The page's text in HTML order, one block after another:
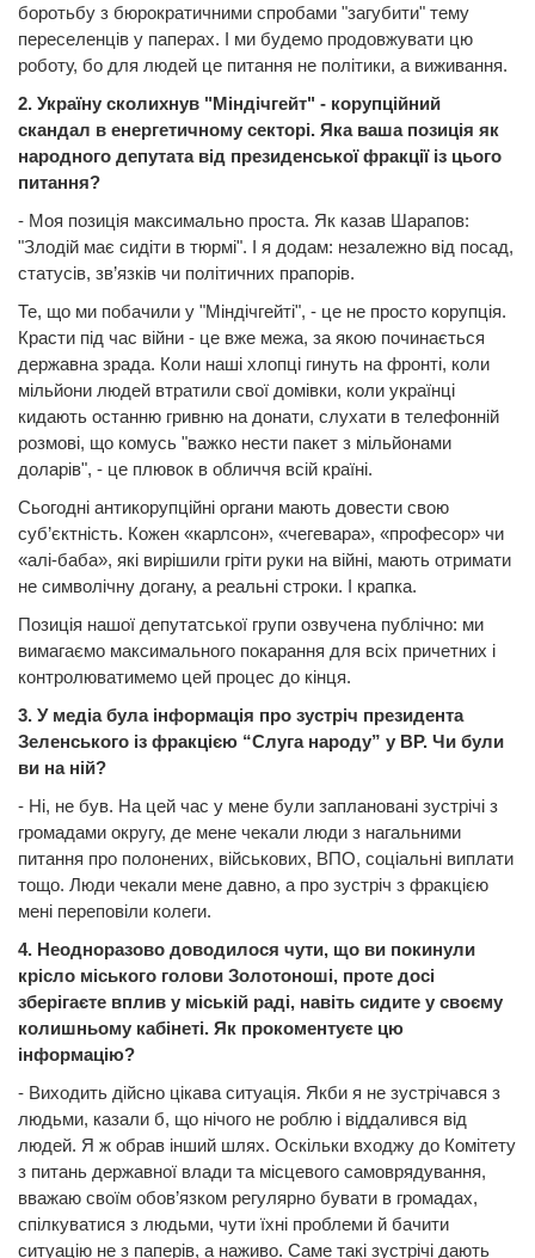
боротьбу з бюрократичними спробами "загубити" тему
переселенців у паперах. І ми будемо продовжувати цю
роботу, бо для людей це питання не політики, а виживання.
2. Україну сколихнув "Міндічгейт" - корупційний
скандал в енергетичному секторі. Яка ваша позиція як
народного депутата від президенської фракції із цього
питання?
- Моя позиція максимально проста. Як казав Шарапов:
"Злодій має сидіти в тюрмі". І я додам: незалежно від посад,
статусів, зв’язків чи політичних прапорів.
Те, що ми побачили у "Міндічгейті", - це не просто корупція.
Красти під час війни - це вже межа, за якою починається
державна зрада. Коли наші хлопці гинуть на фронті, коли
мільйони людей втратили свої домівки, коли українці
кидають останню гривню на донати, слухати в телефонній
розмові, що комусь "важко нести пакет з мільйонами
доларів", - це плювок в обличчя всій країні.
Сьогодні антикорупційні органи мають довести свою
суб’єктність. Кожен «карлсон», «чегевара», «професор» чи
«алі-баба», які вирішили гріти руки на війні, мають отримати
не символічну догану, а реальні строки. І крапка.
Позиція нашої депутатської групи озвучена публічно: ми
вимагаємо максимального покарання для всіх причетних і
контролюватимемо цей процес до кінця.
3. У медіа була інформація про зустріч президента
Зеленського із фракцією “Слуга народу” у ВР. Чи були
ви на ній?
- Ні, не був. На цей час у мене були заплановані зустрічі з
громадами округу, де мене чекали люди з нагальними
питання про полонених, військових, ВПО, соціальні виплати
тощо. Люди чекали мене давно, а про зустріч з фракцією
мені переповіли колеги.
4. Неодноразово доводилося чути, що ви покинули
крісло міського голови Золотоноші, проте досі
зберігаєте вплив у міській раді, навіть сидите у своєму
колишньому кабінеті. Як прокоментуєте цю
інформацію?
- Виходить дійсно цікава ситуація. Якби я не зустрічався з
людьми, казали б, що нічого не роблю і віддалився від
людей. Я ж обрав інший шлях. Оскільки входжу до Комітету
з питань державної влади та місцевого самоврядування,
вважаю своїм обов’язком регулярно бувати в громадах,
спілкуватися з людьми, чути їхні проблеми й бачити
ситуацію не з паперів, а наживо. Саме такі зустрічі дають